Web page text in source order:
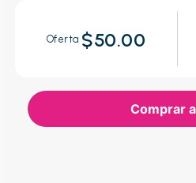
Oferta $50.00
Comprar